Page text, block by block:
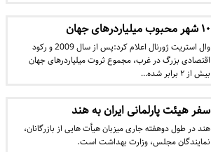
۱۰ شهر محبوب میلیاردرهای جهان
وال استریت ژورنال اعلام کرد:پس از سال 2009 و رکود
اقتصادی بزرگ در غرب، مجموع ثروت میلیاردرهای جهان
بیش از ۲ برابر شده…
سفر هیئت پارلمانی ایران به هند
هند در طول دوهفته جاری میزبان هیأت هایی از بازرگانان،
نمایندگان مجلس، وزارت بهداشت است.